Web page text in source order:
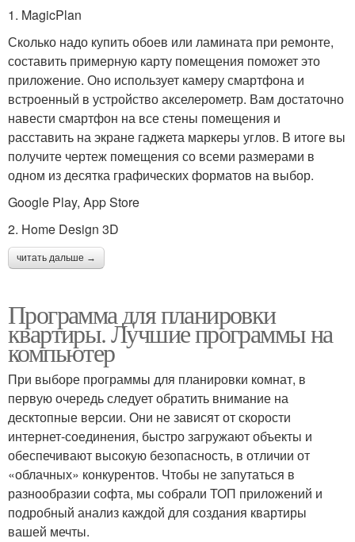
1. MagicPlan
Сколько надо купить обоев или ламината при ремонте,
составить примерную карту помещения поможет это
приложение. Оно использует камеру смартфона и
встроенный в устройство акселерометр. Вам достаточно
навести смартфон на все стены помещения и
расставить на экране гаджета маркеры углов. В итоге вы
получите чертеж помещения со всеми размерами в
одном из десятка графических форматов на выбор.
Google Play, App Store
2. Home Design 3D
читать дальше →
Программа для планировки
квартиры. Лучшие программы на
компьютер
При выборе программы для планировки комнат, в
первую очередь следует обратить внимание на
десктопные версии. Они не зависят от скорости
интернет-соединения, быстро загружают объекты и
обеспечивают высокую безопасность, в отличии от
«облачных» конкурентов. Чтобы не запутаться в
разнообразии софта, мы собрали ТОП приложений и
подробный анализ каждой для создания квартиры
вашей мечты.